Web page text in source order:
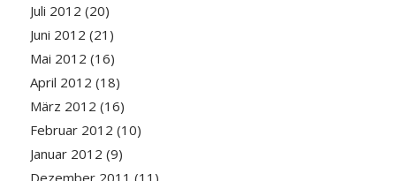
Juli 2012 (20)
Juni 2012 (21)
Mai 2012 (16)
April 2012 (18)
März 2012 (16)
Februar 2012 (10)
Januar 2012 (9)
Dezember 2011 (11)